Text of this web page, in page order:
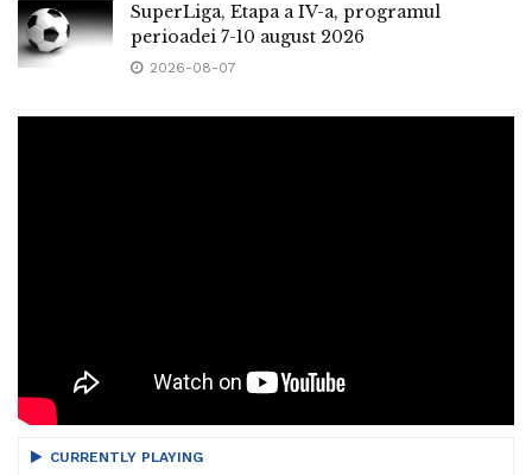
SuperLiga, Etapa a IV-a, programul
perioadei 7-10 august 2026
2026-08-07
CURRENTLY PLAYING